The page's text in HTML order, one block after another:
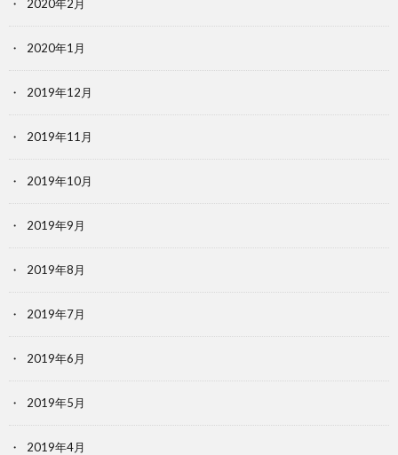
2020年2月
2020年1月
2019年12月
2019年11月
2019年10月
2019年9月
2019年8月
2019年7月
2019年6月
2019年5月
2019年4月